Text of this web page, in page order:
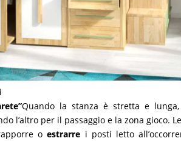
Quando la stanza è stretta e lunga,
l’altro per il passaggio e la zona gioco.
oestrarre i posti letto